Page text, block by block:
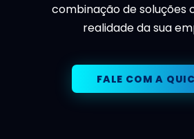
combinação de soluções
realidade da sua
FALE COM A